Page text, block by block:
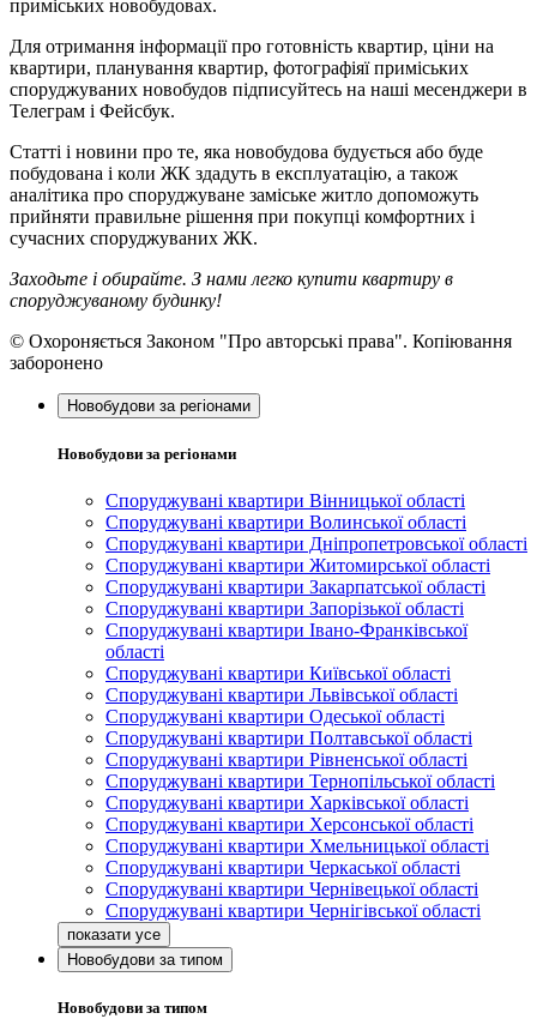
приміських новобудовах.
Для отримання інформації про готовність квартир, ціни на
квартири, планування квартир, фотографіяї приміських
споруджуваних новобудов підписуйтесь на наші месенджери в
Телеграм і Фейсбук.
Статті і новини про те, яка новобудова будується або буде
побудована і коли ЖК здадуть в експлуатацію, а також
аналітика про споруджуване заміське житло допоможуть
прийняти правильне рішення при покупці комфортних і
сучасних споруджуваних ЖК.
Заходьте і обирайте. З нами легко купити квартиру в
споруджуваному будинку!
© Охороняється Законом "Про авторські права". Копіювання
заборонено
Новобудови за регіонами
Новобудови за регіонами
Споруджувані квартири Вінницької області
Споруджувані квартири Волинської області
Споруджувані квартири Дніпропетровської області
Споруджувані квартири Житомирської області
Споруджувані квартири Закарпатської області
Споруджувані квартири Запорізької області
Споруджувані квартири Івано-Франківської
області
Споруджувані квартири Київської області
Споруджувані квартири Львівської області
Споруджувані квартири Одеської області
Споруджувані квартири Полтавської області
Споруджувані квартири Рівненської області
Споруджувані квартири Тернопільської області
Споруджувані квартири Харківської області
Споруджувані квартири Херсонської області
Споруджувані квартири Хмельницької області
Споруджувані квартири Черкаської області
Споруджувані квартири Чернівецької області
Споруджувані квартири Чернігівської області
Новобудови за типом
Новобудови за типом